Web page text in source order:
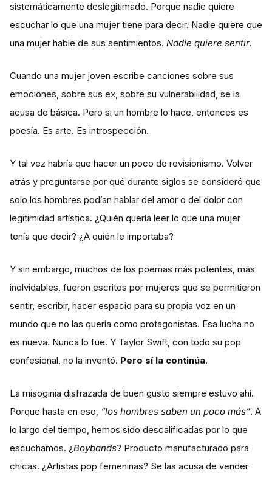
sistemáticamente deslegitimado. Porque nadie quiere
escuchar lo que una mujer tiene para decir. Nadie quiere que
una mujer hable de sus sentimientos. Nadie quiere sentir.
Cuando una mujer joven escribe canciones sobre sus
emociones, sobre sus ex, sobre su vulnerabilidad, se la
acusa de básica. Pero si un hombre lo hace, entonces es
poesía. Es arte. Es introspección.
Y tal vez habría que hacer un poco de revisionismo. Volver
atrás y preguntarse por qué durante siglos se consideró que
solo los hombres podían hablar del amor o del dolor con
legitimidad artística. ¿Quién quería leer lo que una mujer
tenía que decir? ¿A quién le importaba?
Y sin embargo, muchos de los poemas más potentes, más
inolvidables, fueron escritos por mujeres que se permitieron
sentir, escribir, hacer espacio para su propia voz en un
mundo que no las quería como protagonistas. Esa lucha no
es nueva. Nunca lo fue. Y Taylor Swift, con todo su pop
confesional, no la inventó. Pero sí la continúa.
La misoginia disfrazada de buen gusto siempre estuvo ahí.
Porque hasta en eso, “los hombres saben un poco más”. A
lo largo del tiempo, hemos sido descalificadas por lo que
escuchamos. ¿Boybands? Producto manufacturado para
chicas. ¿Artistas pop femeninas? Se las acusa de vender